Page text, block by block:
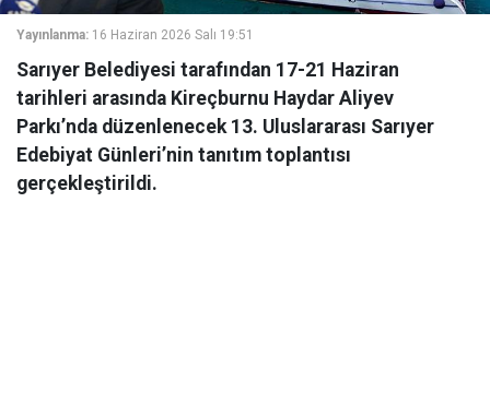
Yayınlanma: 16 Haziran 2026 Salı 19:51
Sarıyer Belediyesi tarafından 17-21 Haziran
tarihleri arasında Kireçburnu Haydar Aliyev
Parkı’nda düzenlenecek 13. Uluslararası Sarıyer
Edebiyat Günleri’nin tanıtım toplantısı
gerçekleştirildi.